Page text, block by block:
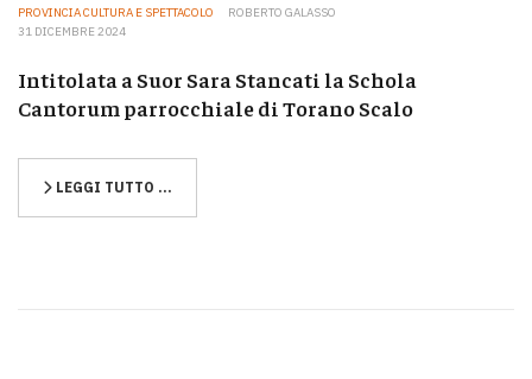
PROVINCIA CULTURA E SPETTACOLO
ROBERTO GALASSO
31 DICEMBRE 2024
Intitolata a Suor Sara Stancati la Schola
Cantorum parrocchiale di Torano Scalo
LEGGI TUTTO …